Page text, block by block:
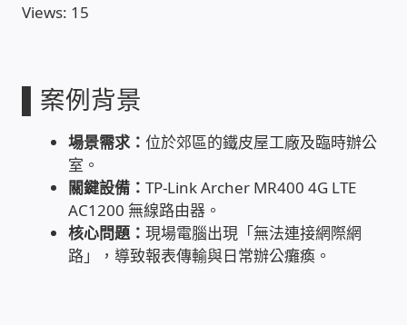
照片紀實影音
儀器設備
網路建置規劃維修-實績案例
弱電工程-實績案例
Views: 15
▌案例背景
場景需求：位於郊區的鐵皮屋工廠及臨時辦公
室。
關鍵設備：TP-Link Archer MR400 4G LTE
AC1200 無線路由器。
核心問題：現場電腦出現「無法連接網際網
路」，導致報表傳輸與日常辦公癱瘓。